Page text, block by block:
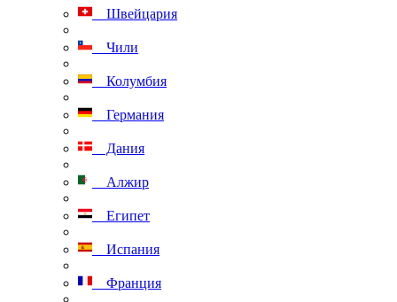
Швейцария
Чили
Колумбия
Германия
Дания
Алжир
Египет
Испания
Франция